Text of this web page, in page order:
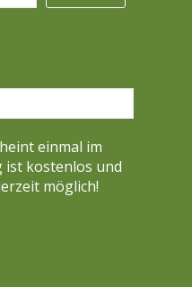
einmal im
ist kostenlos und
möglich!